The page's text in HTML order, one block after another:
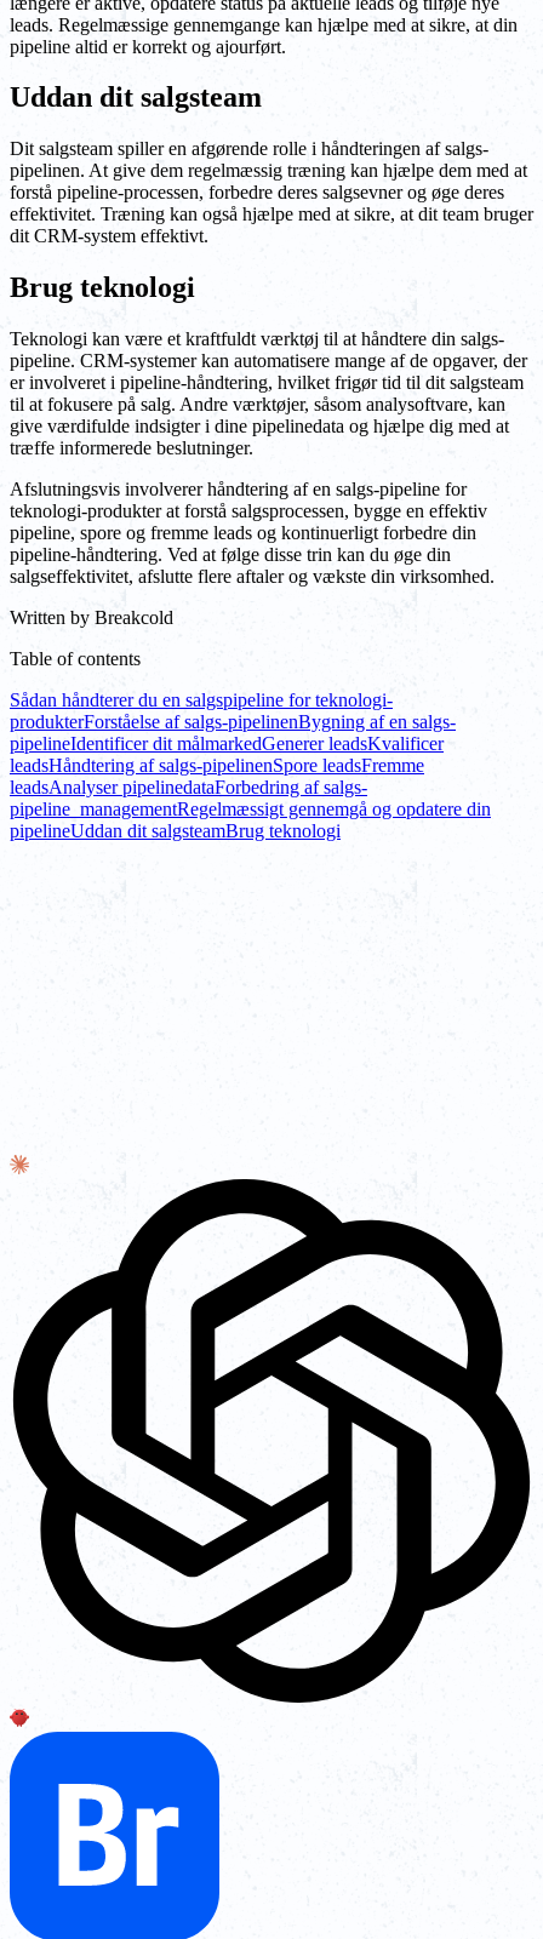
leads. Regelmæssige gennemgange kan hjælpe med at sikre, at din
pipeline altid er korrekt og ajourført.
Uddan dit salgsteam
Dit salgsteam spiller en afgørende rolle i håndteringen af salgs-
pipelinen. At give dem regelmæssig træning kan hjælpe dem med at
forstå pipeline-processen, forbedre deres salgsevner og øge deres
effektivitet. Træning kan også hjælpe med at sikre, at dit team bruger
dit CRM-system effektivt.
Brug teknologi
Teknologi kan være et kraftfuldt værktøj til at håndtere din salgs-
pipeline. CRM-systemer kan automatisere mange af de opgaver, der
er involveret i pipeline-håndtering, hvilket frigør tid til dit salgsteam
til at fokusere på salg. Andre værktøjer, såsom analysoftvare, kan
give værdifulde indsigter i dine pipelinedata og hjælpe dig med at
træffe informerede beslutninger.
Afslutningsvis involverer håndtering af en salgs-pipeline for
teknologi-produkter at forstå salgsprocessen, bygge en effektiv
pipeline, spore og fremme leads og kontinuerligt forbedre din
pipeline-håndtering. Ved at følge disse trin kan du øge din
salgseffektivitet, afslutte flere aftaler og vækste din virksomhed.
Written by Breakcold
Table of contents
Sådan håndterer du en salgspipeline for teknologi-
produkterForståelse af salgs-pipelinenBygning af en salgs-
pipelineIdentificer dit målmarkedGenerer leadsKvalificer
leadsHåndtering af salgs-pipelinenSpore leadsFremme
leadsAnalyser pipelinedataForbedring af salgs-
pipeline_managementRegelmæssigt gennemgå og opdatere din
pipelineUddan dit salgsteamBrug teknologi